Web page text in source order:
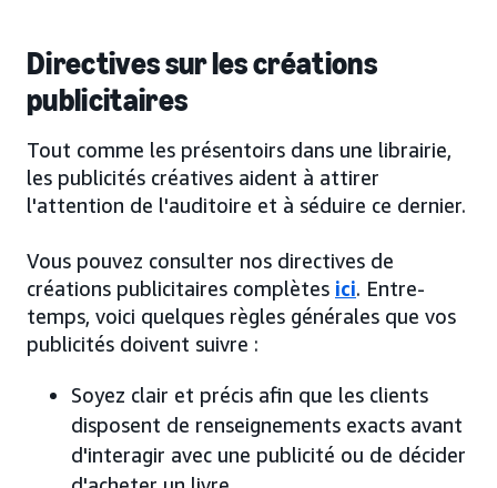
Directives sur les créations
publicitaires
Tout comme les présentoirs dans une librairie,
les publicités créatives aident à attirer
l'attention de l'auditoire et à séduire ce dernier.
Vous pouvez consulter nos directives de
créations publicitaires complètes ici. Entre-
temps, voici quelques règles générales que vos
publicités doivent suivre :
Soyez clair et précis afin que les clients
disposent de renseignements exacts avant
d'interagir avec une publicité ou de décider